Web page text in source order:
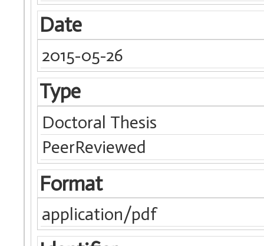
Date
2015-05-26
Type
Doctoral Thesis
PeerReviewed
Format
application/pdf